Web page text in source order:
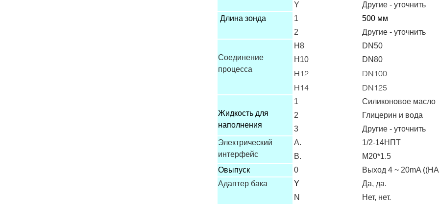
Y
Другие - уточнить
Длина зонда
1
500 мм
2
Другие - уточнить
Соединение
процесса
H8
DN50
H10
DN80
H12
DN100
H14
DN125
Жидкость для
наполнения
1
Силиконовое масло
2
Глицерин и вода
3
Другие - уточнить
Электрический
интерфейс
А.
1/2-14НПТ
В.
М20*1.5
Овыпуск 0
Выход 4 ~ 20mA
Адаптер бака
Y
Да, да.
N
Нет, нет.